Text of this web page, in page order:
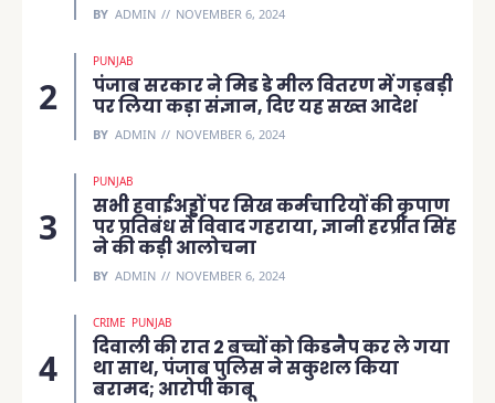
BY ADMIN NOVEMBER 6, 2024
PUNJAB
पंजाब सरकार ने मिड डे मील वितरण में गड़बड़ी
पर लिया कड़ा संज्ञान, दिए यह सख्त आदेश
BY ADMIN NOVEMBER 6, 2024
PUNJAB
सभी हवाईअड्डों पर सिख कर्मचारियों की कृपाण
पर प्रतिबंध से विवाद गहराया, ज्ञानी हरप्रीत सिंह
ने की कड़ी आलोचना
BY ADMIN NOVEMBER 6, 2024
CRIME PUNJAB
दिवाली की रात 2 बच्चों को किडनैप कर ले गया
था साथ, पंजाब पुलिस ने सकुशल किया
बरामद; आरोपी काबू